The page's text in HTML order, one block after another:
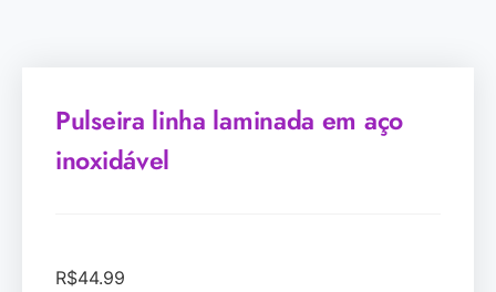
Pulseira linha laminada em aço
inoxidável
R$44.99